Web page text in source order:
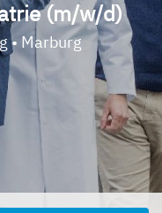
(m/w/d)
• Marburg